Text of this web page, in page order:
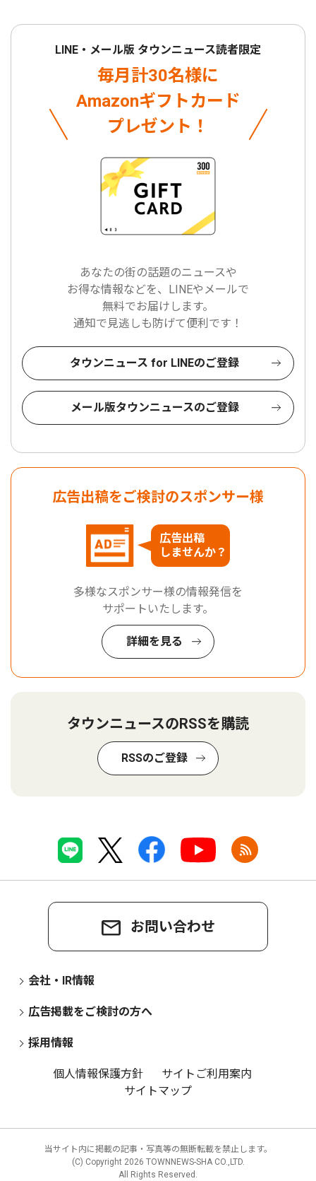
LINE・メール版 タウンニュース読者限定
毎月計30名様に
Amazonギフトカード
プレゼント！
あなたの街の話題のニュースや
お得な情報などを、LINEやメールで
無料でお届けします。
通知で見逃しも防げて便利です！
タウンニュース for LINEのご登録
メール版タウンニュースのご登録
広告出稿をご検討のスポンサー様
広告出稿
しませんか？
多様なスポンサー様の情報発信を
サポートいたします。
詳細を見る
タウンニュースのRSSを購読
RSSのご登録
お問い合わせ
会社・IR情報
広告掲載をご検討の方へ
採用情報
個人情報保護方針
サイトご利用案内
サイトマップ
当サイト内に掲載の記事・写真等の無断転載を禁止します。
(C) Copyright 2026 TOWNNEWS-SHA CO.,LTD.
All Rights Reserved.